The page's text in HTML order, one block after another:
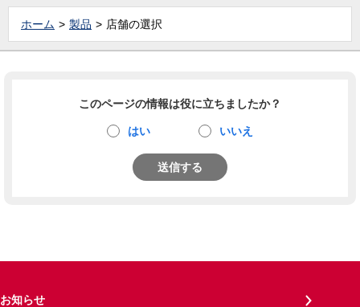
ホーム 製品 店舗の選択
このページの情報は役に立ちましたか？
はい いいえ
送信する
お知らせ